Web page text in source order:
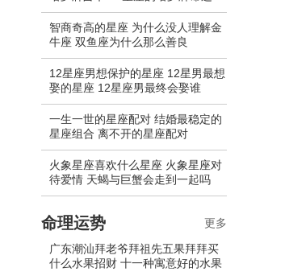
智商奇高的星座 为什么没人理解金
牛座 双鱼座为什么那么善良
12星座男想保护的星座 12星男最想
娶的星座 12星座男最终会娶谁
一生一世的星座配对 结婚最稳定的
星座组合 离不开的星座配对
火象星座喜欢什么星座 火象星座对
待爱情 天蝎与巨蟹会走到一起吗
命理运势
广东潮汕拜老爷拜祖先五果拜拜买
什么水果招财 十一种寓意好的水果
更多